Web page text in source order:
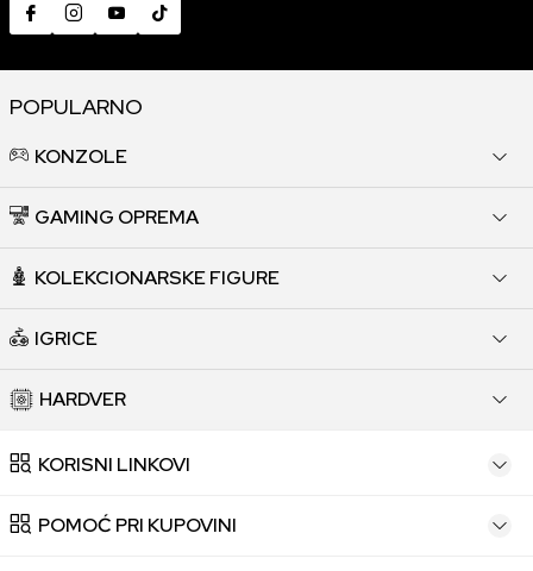
POPULARNO
KONZOLE
GAMING OPREMA
KOLEKCIONARSKE FIGURE
IGRICE
HARDVER
KORISNI LINKOVI
POMOĆ PRI KUPOVINI